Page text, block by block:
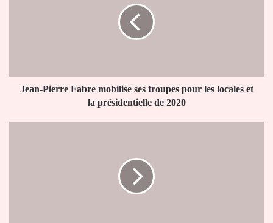
locales
Jean-Pierre Fabre mobilise ses troupes pour les locales et
la présidentielle de 2020